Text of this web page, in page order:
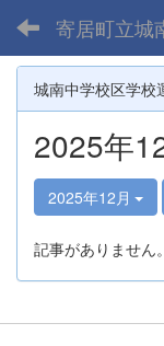
寄居町立城
城南中学校区学校
2025年
2025年12月
記事がありません。